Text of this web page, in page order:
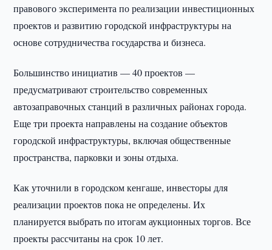
правового эксперимента по реализации инвестиционных
проектов и развитию городской инфраструктуры на
основе сотрудничества государства и бизнеса.
Большинство инициатив — 40 проектов —
предусматривают строительство современных
автозаправочных станций в различных районах города.
Еще три проекта направлены на создание объектов
городской инфраструктуры, включая общественные
пространства, парковки и зоны отдыха.
Как уточнили в городском кенгаше, инвесторы для
реализации проектов пока не определены. Их
планируется выбрать по итогам аукционных торгов. Все
проекты рассчитаны на срок 10 лет.